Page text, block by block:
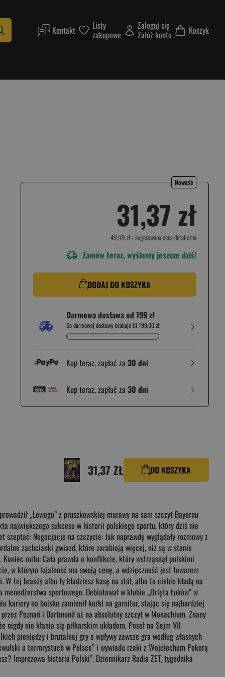
Kontakt Listy
zakupowe
Zaloguj się
Załóż konto Koszyk
Nowość
31,37 zł
49,99 zł- sugerowana cena detaliczna
Zamów teraz, wyślemy jeszcze dziś!
DODAJ DO KOSZYKA
Darmowa dostawa od 199 zł
Do darmowej dostawy brakuje Ci 199,00 zł
Kup teraz, zapłać za 30 dni
Kup teraz, zapłać za 30 dni
31,37 ZŁ DO KOSZYKA
„Lewego” z pruszkowskiej murawy na sam szczyt Bayernu
największego sukcesu w historii polskiego sportu, który dziś nie
Negocjacje na szczycie: Jak naprawdę wyglądały rozmowy z
zachcianki gwiazd, które zarabiają więcej, niż są w stanie
mitu: Cała prawda o konflikcie, który wstrząsnął polskimi
w którym lojalność ma swoją cenę, a wdzięczność jest towarem
tej branży albo ty kładziesz kasę na stół, albo to ciebie kładą na
sportowego. Debiutował w klubie „Orlęta Łuków” w
kariery na boisku zamienił korki na garnitur, stając się najbardziej
Poznań i Dortmund aż na absolutny szczyt w Monachium. Znany
nie kłania się piłkarskim układom. Poseł na Sejm VII
pieniędzy i brutalnej gry o wpływy zawsze gra według własnych
o terrorystach w Polsce” i wywiadu rzeki z Wojciechem Pokorą
Imprezowa historia Polski”. Dziennikarz Radia ZET, tygodnika